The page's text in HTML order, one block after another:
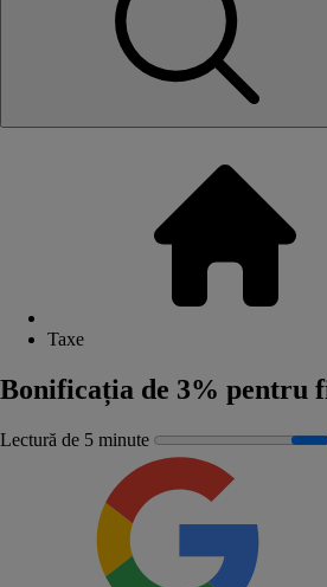
Taxe
Bonificația de 3% pentru
Lectură de 5 minute